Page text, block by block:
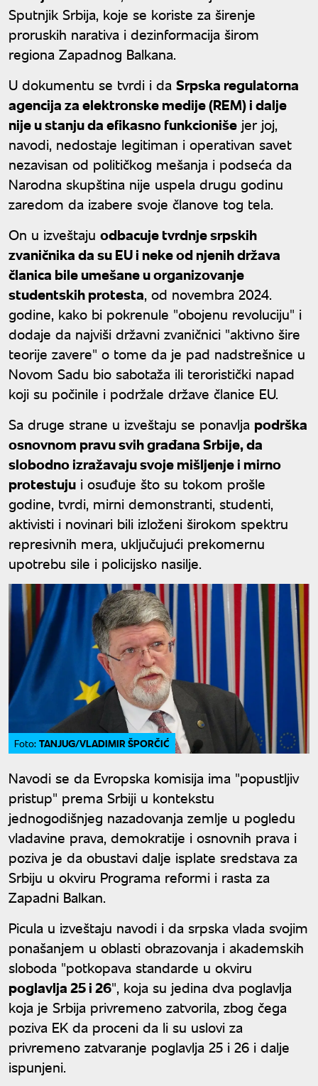
Sputnjik Srbija, koje se koriste za širenje
proruskih narativa i dezinformacija širom
regiona Zapadnog Balkana.
U dokumentu se tvrdi i da Srpska regulatorna
agencija za elektronske medije (REM) i dalje
nije u stanju da efikasno funkcioniše jer joj,
navodi, nedostaje legitiman i operativan savet
nezavisan od političkog mešanja i podseća da
Narodna skupština nije uspela drugu godinu
zaredom da izabere svoje članove tog tela.
On u izveštaju odbacuje tvrdnje srpskih
zvaničnika da su EU i neke od njenih država
članica bile umešane u organizovanje
studentskih protesta, od novembra 2024.
godine, kako bi pokrenule "obojenu revoluciju" i
dodaje da najviši državni zvaničnici "aktivno šire
teorije zavere" o tome da je pad nadstrešnice u
Novom Sadu bio sabotaža ili teroristički napad
koji su počinile i podržale države članice EU.
Sa druge strane u izveštaju se ponavlja podrška
osnovnom pravu svih građana Srbije, da
slobodno izražavaju svoje mišljenje i mirno
protestuju i osuđuje što su tokom prošle
godine, tvrdi, mirni demonstranti, studenti,
aktivisti i novinari bili izloženi širokom spektru
represivnih mera, uključujući prekomernu
upotrebu sile i policijsko nasilje.
Foto: TANJUG/VLADIMIR ŠPORČIĆ
Navodi se da Evropska komisija ima "popustljiv
pristup" prema Srbiji u kontekstu
jednogodišnjeg nazadovanja zemlje u pogledu
vladavine prava, demokratije i osnovnih prava i
poziva je da obustavi dalje isplate sredstava za
Srbiju u okviru Programa reformi i rasta za
Zapadni Balkan.
Picula u izveštaju navodi i da srpska vlada svojim
ponašanjem u oblasti obrazovanja i akademskih
sloboda "potkopava standarde u okviru
poglavlja 25 i 26", koja su jedina dva poglavlja
koja je Srbija privremeno zatvorila, zbog čega
poziva EK da proceni da li su uslovi za
privremeno zatvaranje poglavlja 25 i 26 i dalje
ispunjeni.